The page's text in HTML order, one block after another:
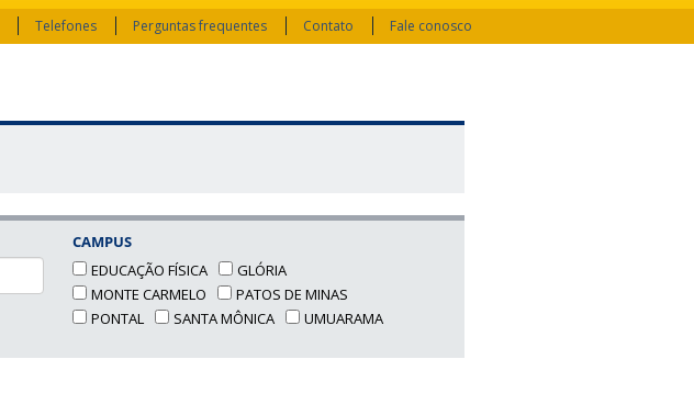
Telefones Perguntas frequentes Contato Fale conosco
CAMPUS
EDUCAÇÃO FÍSICA
GLÓRIA
MONTE CARMELO
PATOS DE MINAS
PONTAL
SANTA MÔNICA UMUARAMA